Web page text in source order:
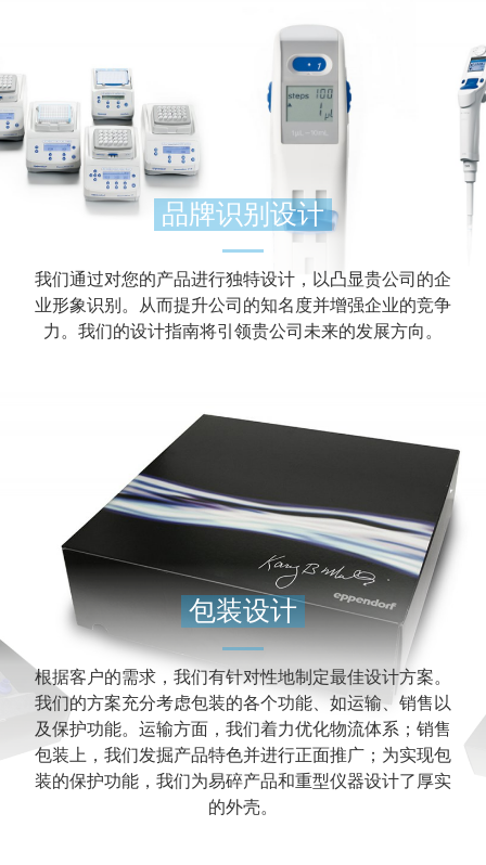
品牌识别设计
我们通过对您的产品进行独特设计，以凸显贵公司的企
业形象识别。从而提升公司的知名度并增强企业的竞争
力。我们的设计指南将引领贵公司未来的发展方向。
包装设计
根据客户的需求，我们有针对性地制定最佳设计方案。
我们的方案充分考虑包装的各个功能、如运输、销售以
及保护功能。运输方面，我们着力优化物流体系；销售
包装上，我们发掘产品特色并进行正面推广；为实现包
装的保护功能，我们为易碎产品和重型仪器设计了厚实
的外壳。